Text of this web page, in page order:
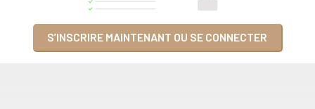
S’INSCRIRE MAINTENANT OU SE CONNECTER